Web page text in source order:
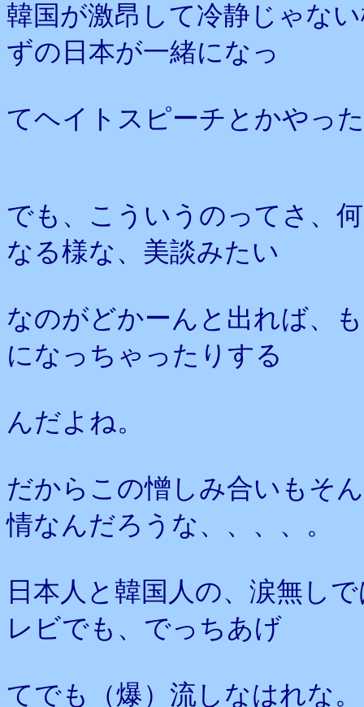
韓国が激昂して冷静じゃな
ずの日本が一緒になっ
てヘイトスピーチとかやっ
でも、こういうのってさ、
なる様な、美談みたい
なのがどかーんと出れば、
になっちゃったりする
んだよね。
だからこの憎しみ合いもそ
情なんだろうな、、、、。
日本人と韓国人の、涙無し
レビでも、でっちあげ
てでも（爆）流しなはれな。